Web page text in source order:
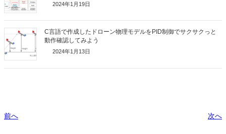
2024年1月19日
C言語で作成したドローン物理モデルをPID制御でサクサクっと
動作確認してみよう
2024年1月13日
前へ 次へ